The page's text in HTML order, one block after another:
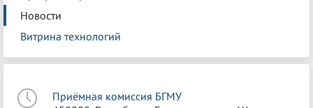
Новости
Витрина технологий
Приёмная комиссия БГМУ